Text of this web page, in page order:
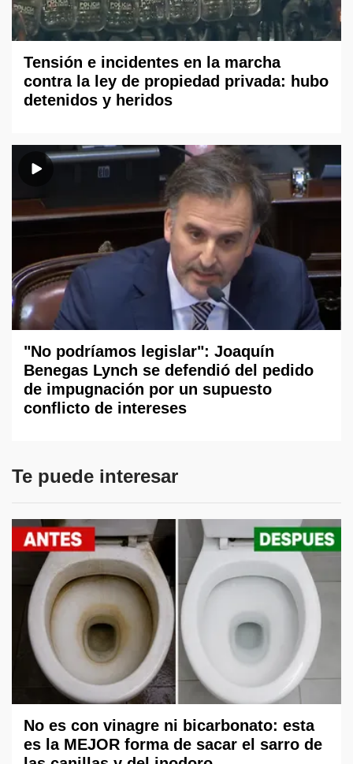
Tensión e incidentes en la marcha
contra la ley de propiedad privada: hubo
detenidos y heridos
"No podríamos legislar": Joaquín
Benegas Lynch se defendió del pedido
de impugnación por un supuesto
conflicto de intereses
Te puede interesar
No es con vinagre ni bicarbonato: esta
es la MEJOR forma de sacar el sarro de